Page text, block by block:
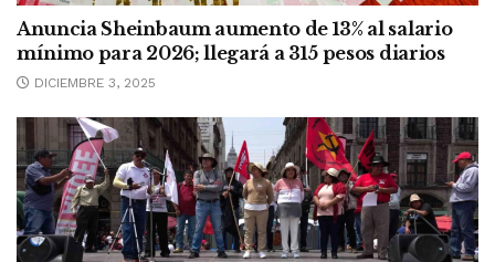
Anuncia Sheinbaum aumento de 13% al salario
mínimo para 2026; llegará a 315 pesos diarios
DICIEMBRE 3, 2025